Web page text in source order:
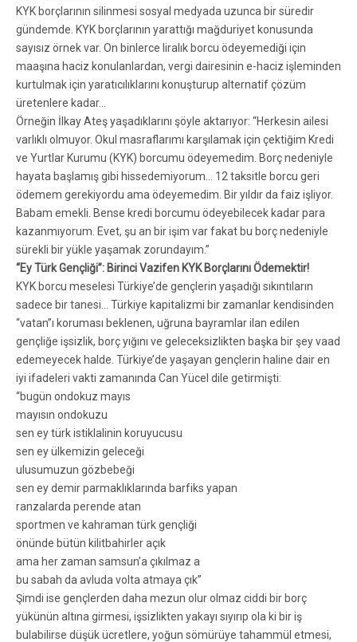
KYK borçlarının silinmesi sosyal medyada uzunca bir süredir
gündemde. KYK borçlarının yarattığı mağduriyet konusunda
sayısız örnek var. On binlerce liralık borcu ödeyemediği için
maaşına haciz konulanlardan, vergi dairesinin e-haciz işleminden
kurtulmak için yaratıcılıklarını konuşturup alternatif çözüm
üretenlere kadar…
Örneğin İlkay Ateş yaşadıklarını şöyle aktarıyor: “Herkesin ailesi
varlıklı olmuyor. Okul masraflarımı karşılamak için çektiğim Kredi
ve Yurtlar Kurumu (KYK) borcumu ödeyemedim. Borç nedeniyle
hayata başlamış gibi hissedemiyorum… 12 taksitle borcu geri
ödemem gerekiyordu ama ödeyemedim. Bir yıldır da faiz işliyor.
Babam emekli. Bense kredi borcumu ödeyebilecek kadar para
kazanmıyorum. Evet, şu an bir işim var fakat bu borç nedeniyle
sürekli bir yükle yaşamak zorundayım.”
“Ey Türk Gençliği”: Birinci Vazifen KYK Borçlarını Ödemektir!
KYK borcu meselesi Türkiye’de gençlerin yaşadığı sıkıntıların
sadece bir tanesi… Türkiye kapitalizmi bir zamanlar kendisinden
“vatan”ı koruması beklenen, uğruna bayramlar ilan edilen
gençliğe işsizlik, borç yığını ve geleceksizlikten başka bir şey vaad
edemeyecek halde. Türkiye’de yaşayan gençlerin haline dair en
iyi ifadeleri vakti zamanında Can Yücel dile getirmişti:
“bugün ondokuz mayıs
mayısın ondokuzu
sen ey türk istiklalinin koruyucusu
sen ey ülkemizin geleceği
ulusumuzun gözbebeği
sen ey demir parmaklıklarında barfiks yapan
ranzalarda perende atan
sportmen ve kahraman türk gençliği
önünde bütün kilitbahirler açık
ama her zaman samsun’a çıkılmaz a
bu sabah da avluda volta atmaya çık”
Şimdi ise gençlerden daha mezun olur olmaz ciddi bir borç
yükünün altına girmesi, işsizlikten yakayı sıyırıp ola ki bir iş
bulabilirse düşük ücretlere, yoğun sömürüye tahammül etmesi,